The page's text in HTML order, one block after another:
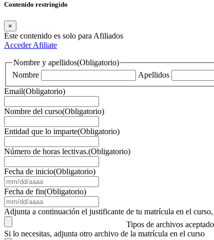
Contenido restringido
×
Este contenido es solo para Afiliados
AccederAfiliate
Nombre y apellidos(Obligatorio)
Nombre
Apellidos
Email(Obligatorio)
Nombre del curso(Obligatorio)
Entidad que lo imparte(Obligatorio)
Número de horas lectivas.(Obligatorio)
Fecha de inicio(Obligatorio)
barra
DD
barra
AAAA
Fecha de fin(Obligatorio)
barra
AAAA
Adjunta a continuación el justificante de tu matrícula en el
Tipos de archivos
Si lo necesitas, adjunta otro archivo de la matrícula en el curso